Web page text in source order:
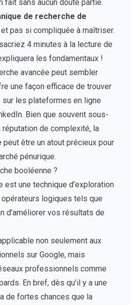
fait sans aucun doute partie.
de recherche de
et pas si compliquée à maîtriser.
4 minutes à la lecture de
les fondamentaux !
avancée peut sembler
une façon efficace de trouver
les plateformes en ligne
Bien que souvent sous-
de complexité, la
peut être un atout précieux pour
pénurique.
booléenne ?
est une technique d’exploration
logiques tels que
d’améliorer vos résultats de
non seulement aux
sur Google, mais
professionnels comme
En bref, dès qu’il y a une
de fortes chances que la